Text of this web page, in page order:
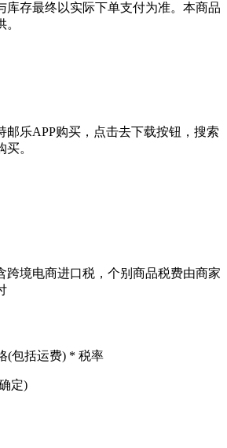
库存最终以实际下单支付为准。本商品
邮乐APP购买，点击去下载按钮，搜索
。
跨境电商进口税，个别商品税费由商家
(包括运费) * 税率
定)